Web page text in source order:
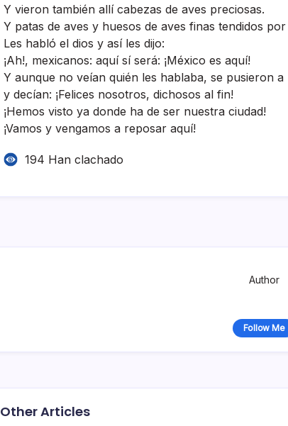
Y vieron también allí­ cabezas de aves preciosas.
Y patas de aves y huesos de aves finas tendidos
Les habló el dios y así­ les dijo:
¡Ah!, mexicanos: aquí­ sí­ será: ¡México es aquí­!
Y aunque no veí­an quién les hablaba, se pusieron
y decí­an: ¡Felices nosotros, dichosos al fin!
¡Hemos visto ya donde ha de ser nuestra ciudad!
¡Vamos y vengamos a reposar aquí­!
194 Han clachado
Author
Follow Me
Other Articles